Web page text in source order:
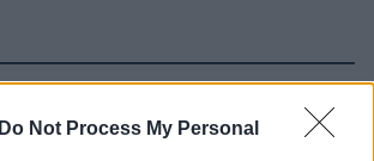
Do Not Process My Personal